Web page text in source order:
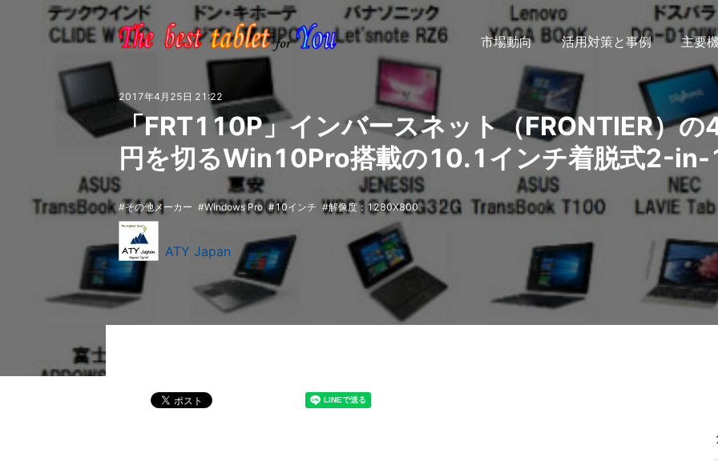
市場動向 活用対策と事例 主要
2017年4月25日 21:22
「FRT110P」インバースネット（FRONTIER）の
円を切るWin10Pro搭載の10.1インチ着脱式2-
その他メーカー Windows Pro 10インチ 解像度：1280X800
ATY Japan